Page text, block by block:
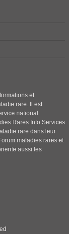
et
rare. Il est
national
Rares Info Services
rare dans leur
maladies rares et
aussi les